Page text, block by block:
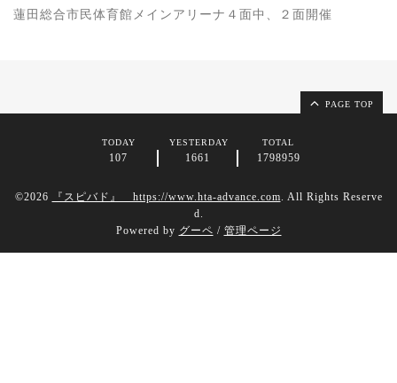
蓮田総合市民体育館メインアリーナ４面中、２面開催
PAGE TOP
TODAY
107
YESTERDAY
1661
TOTAL
1798959
©2026 『スピバド』 https://www.hta-advance.com. All Rights Reserve
d.
Powered by グーペ / 管理ページ